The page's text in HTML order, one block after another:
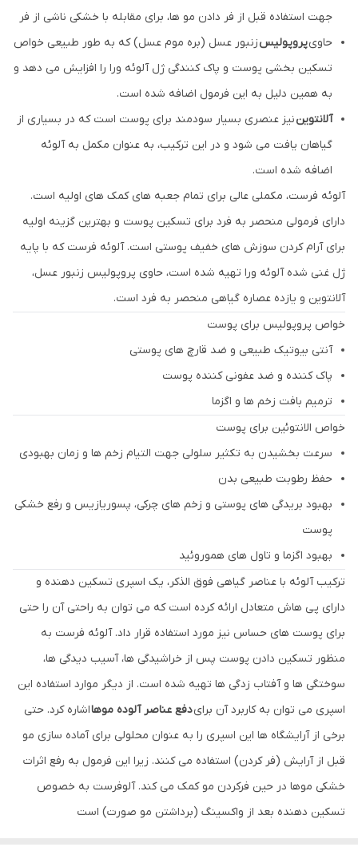
جهت استفاده قبل از فر دادن مو ها، برای مقابله با خشکی ناشی از فر
حاویپروپولیسزنبور عسل (بره موم عسل) که به طور طبیعی خواص
تسکین بخشی پوست و پاک کنندگی ژل آلوئه ورا را افزایش می دهد و
به همین دلیل به این فرمول اضافه شده است.
آلانتویننیز عنصری بسیار سودمند برای پوست است که در بسیاری از
گیاهان یافت می شود و در این ترکیب، به عنوان مکمل به آلوئه
اضافه شده است.
آلوئه فرست، مکملی عالی برای تمام جعبه های کمک های اولیه است.
دارای فرمولی منحصر به فرد برای تسکین پوست و بهترین گزینه اولیه
برای آرام کردن سوزش های خفیف پوستی است. آلوئه فرست که با پایه
ژل غنی شده آلوئه ورا تهیه شده است، حاوی پروپولیس زنبور عسل،
آلانتوین و یازده عصاره گیاهی منحصر به فرد است.
خواص پروپولیس برای پوست
آنتی بیوتیک طبیعی و ضد قارچ های پوستی
پاک کننده و ضد عفونی کننده پوست
ترمیم بافت زخم ها و اگزما
خواص الانتوئین برای پوست
سرعت بخشیدن به تکثیر سلولی جهت التیام زخم ها و زمان بهبودی
حفظ رطوبت طبیعی بدن
بهبود بریدگی های پوستی و زخم های چرکی، پسوریازیس و رفع خشکی
پوست
بهبود اگزما و تاول های هموروئید
ترکیب آلوئه با عناصر گیاهی فوق الذکر، یک اسپری تسکین دهنده و
دارای پی هاش متعادل ارائه کرده است که می توان به راحتی آن را حتی
برای پوست های حساس نیز مورد استفاده قرار داد. آلوئه فرست به
منظور تسکین دادن پوست پس از خراشیدگی ها، آسیب دیدگی ها،
سوختگی ها و آفتاب زدگی ها تهیه شده است. از دیگر موارد استفاده این
اسپری می توان به کاربرد آن برایدفع عناصر آلوده موهااشاره کرد. حتی
برخی از آرایشگاه ها این اسپری را به عنوان محلولی برای آماده سازی مو
قبل از آرایش (فر کردن) استفاده می کنند. زیرا این فرمول به رفع اثرات
خشکی موها در حین فرکردن مو کمک می کند. آلوفرست به خصوص
تسکین دهنده بعد از واکسینگ (برداشتن مو صورت) است